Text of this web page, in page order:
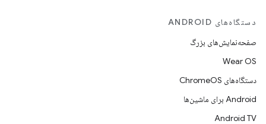
دستگاه‌های ANDROID
صفحه‌نمایش‌های بزرگ
Wear OS
دستگاه‌های ChromeOS
Android برای ماشین‌ها
Android TV